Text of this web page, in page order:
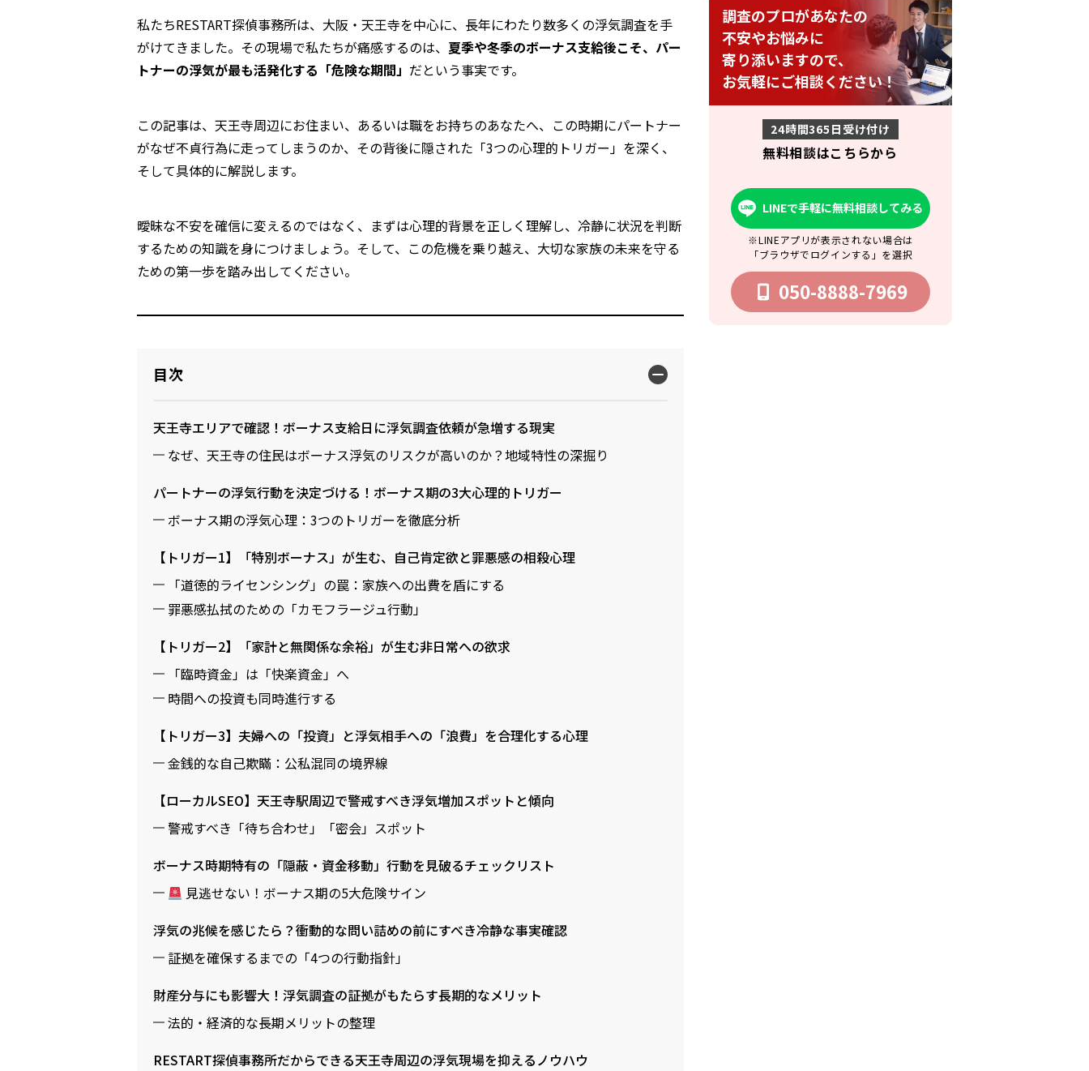
私たちRESTART探偵事務所は、大阪・天王寺を中心に、長年にわたり数多くの浮気調査を手
がけてきました。その現場で私たちが痛感するのは、 夏季や冬季のボーナス支給後こそ、パー
トナーの浮気が最も活発化する「危険な期間」 だという事実です。
この記事は、天王寺周辺にお住まい、あるいは職をお持ちのあなたへ、この時期にパートナー
がなぜ不貞行為に走ってしまうのか、その背後に隠された「3つの心理的トリガー」を深く、
そして具体的に解説します。
曖昧な不安を確信に変えるのではなく、まずは心理的背景を正しく理解し、冷静に状況を判断
するための知識を身につけましょう。そして、この危機を乗り越え、大切な家族の未来を守る
ための第一歩を踏み出してください。
目次
天王寺エリアで確認！ボーナス支給日に浮気調査依頼が急増する現実
なぜ、天王寺の住民はボーナス浮気のリスクが高いのか？地域特性の深掘り
パートナーの浮気行動を決定づける！ボーナス期の3大心理的トリガー
ボーナス期の浮気心理：3つのトリガーを徹底分析
【トリガー1】「特別ボーナス」が生む、自己肯定欲と罪悪感の相殺心理
「道徳的ライセンシング」の罠：家族への出費を盾にする
罪悪感払拭のための「カモフラージュ行動」
【トリガー2】「家計と無関係な余裕」が生む非日常への欲求
「臨時資金」は「快楽資金」へ
時間への投資も同時進行する
【トリガー3】夫婦への「投資」と浮気相手への「浪費」を合理化する心理
金銭的な自己欺瞞：公私混同の境界線
【ローカルSEO】天王寺駅周辺で警戒すべき浮気増加スポットと傾向
警戒すべき「待ち合わせ」「密会」スポット
ボーナス時期特有の「隠蔽・資金移動」行動を見破るチェックリスト
見逃せない！ボーナス期の5大危険サイン
浮気の兆候を感じたら？衝動的な問い詰めの前にすべき冷静な事実確認
証拠を確保するまでの「4つの行動指針」
財産分与にも影響大！浮気調査の証拠がもたらす長期的なメリット
法的・経済的な長期メリットの整理
RESTART探偵事務所だからできる天王寺周辺の浮気現場を抑えるノウハウ
調査のプロがあなたの
不安やお悩みに
寄り添いますので、
お気軽にご相談ください！
24時間365日受け付け
無料相談はこちらから
LINEで手軽に無料相談してみる
※LINEアプリが表示されない場合は
「ブラウザでログインする」を選択
050-8888-7969